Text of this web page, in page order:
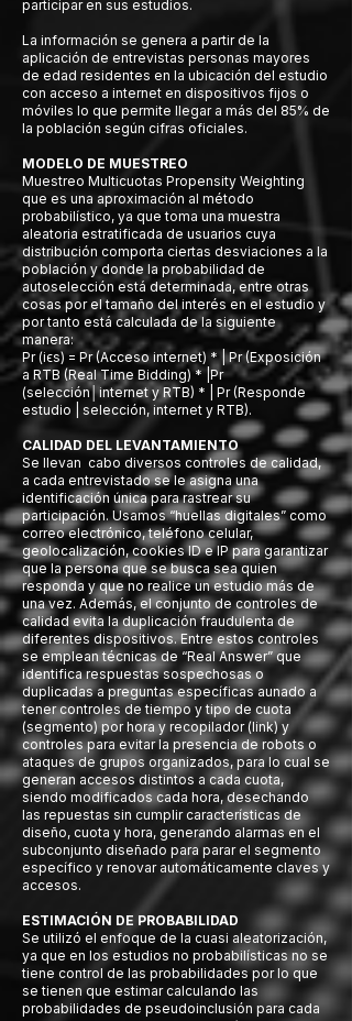
participar en sus estudios.
La información se genera a partir de la
aplicación de entrevistas personas mayores
de edad residentes en la ubicación del estudio
con acceso a internet en dispositivos fijos o
móviles lo que permite llegar a más del 85% de
la población según cifras oficiales.
MODELO DE MUESTREO
Muestreo Multicuotas Propensity Weighting
que es una aproximación al método
probabilístico, ya que toma una muestra
aleatoria estratificada de usuarios cuya
distribución comporta ciertas desviaciones a la
población y donde la probabilidad de
autoselección está determinada, entre otras
cosas por el tamaño del interés en el estudio y
por tanto está calculada de la siguiente
manera:
Pr (iϵs) = Pr (Acceso internet) * | Pr (Exposición
a RTB (Real Time Bidding) * |Pr
(selección│internet y RTB) * | Pr (Responde
estudio | selección, internet y RTB).
CALIDAD DEL LEVANTAMIENTO
Se llevan cabo diversos controles de calidad,
a cada entrevistado se le asigna una
identificación única para rastrear su
participación. Usamos “huellas digitales” como
correo electrónico, teléfono celular,
geolocalización, cookies ID e IP para garantizar
que la persona que se busca sea quien
responda y que no realice un estudio más de
una vez. Además, el conjunto de controles de
calidad evita la duplicación fraudulenta de
diferentes dispositivos. Entre estos controles
se emplean técnicas de “Real Answer” que
identifica respuestas sospechosas o
duplicadas a preguntas específicas aunado a
tener controles de tiempo y tipo de cuota
(segmento) por hora y recopilador (link) y
controles para evitar la presencia de robots o
ataques de grupos organizados, para lo cual se
generan accesos distintos a cada cuota,
siendo modificados cada hora, desechando
las repuestas sin cumplir características de
diseño, cuota y hora, generando alarmas en el
subconjunto diseñado para parar el segmento
específico y renovar automáticamente claves y
accesos.
ESTIMACIÓN DE PROBABILIDAD
Se utilizó el enfoque de la cuasi aleatorización,
ya que en los estudios no probabilísticas no se
tiene control de las probabilidades por lo que
se tienen que estimar calculando las
probabilidades de pseudoinclusión para cada